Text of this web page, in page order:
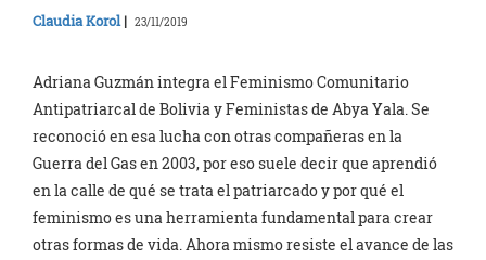
Claudia Korol| 23/11/2019
Adriana Guzmán integra el Feminismo Comunitario
Antipatriarcal de Bolivia y Feministas de Abya Yala. Se
reconoció en esa lucha con otras compañeras en la
Guerra del Gas en 2003, por eso suele decir que aprendió
en la calle de qué se trata el patriarcado y por qué el
feminismo es una herramienta fundamental para crear
otras formas de vida. Ahora mismo resiste el avance de las